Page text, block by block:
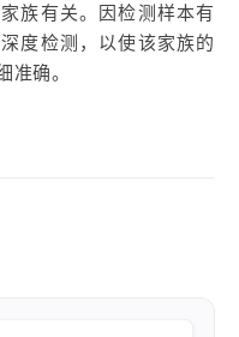
族有关。因检测样本有
度检测，以使该家族的
准确。